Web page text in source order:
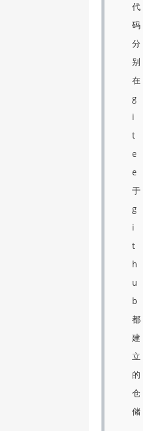
代
码
分
别
在
g
i
t
e
e
于
g
i
t
h
u
b
都
建
立
的
仓
储